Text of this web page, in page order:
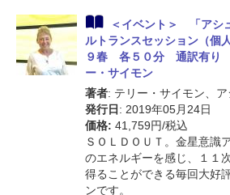
＜イベント＞ 「アシ
ルトランスセッション（個
９春 各５０分 通訳有り
ー・サイモン
著者: テリー・サイモン、
発行日 : 2019年05月24日
価格: 41,759円/税込
ＳＯＬＤＯＵＴ。金星意識
のエネルギーを感じ、１１
得ることができる毎回大好
ンです。